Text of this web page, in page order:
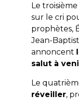
Le
sur le cri
prophètes,
Jean-
annoncent
salut à
Le
réveiller,